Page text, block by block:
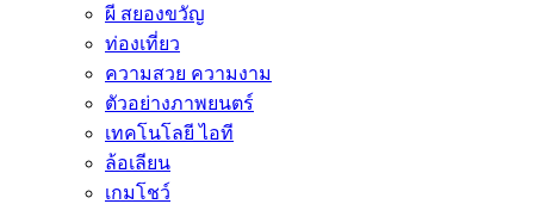
ผี สยองขวัญ
ท่องเที่ยว
ความสวย ความงาม
ตัวอย่างภาพยนตร์
เทคโนโลยี ไอที
ล้อเลียน
เกมโชว์